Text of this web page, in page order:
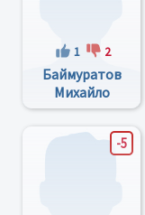
1 2
Баймуратов
Михайло
Олександрович
-5